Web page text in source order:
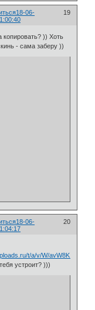
19
18-06-
копировать? )) Хоть
- сама заберу ))
20
18-06-
устроит? )))